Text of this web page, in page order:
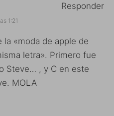
1:21
«moda de apple de
letra». Primero fue
Steve… , y C en este
MOLA
Responder